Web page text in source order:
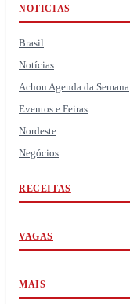
NOTICIAS
Brasil
Notícias
Achou Agenda da Semana
Eventos e Feiras
Nordeste
Negócios
RECEITAS
VAGAS
MAIS